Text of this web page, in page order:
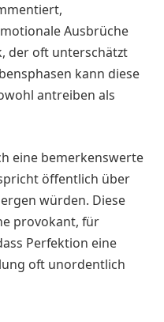
Ausbrüche
der oft unterschätzt
kann diese
antreiben als
eine bemerkenswerte
öffentlich über
würden. Diese
provokant, für
Perfektion eine
oft unordentlich